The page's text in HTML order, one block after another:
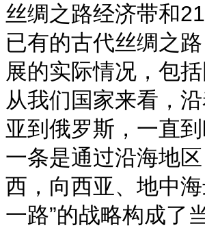
丝绸之路经济带和
已有的古代丝绸之
展的实际情况，包
从我们国家来看，
亚到俄罗斯，一直
一条是通过沿海地
西，向西亚、地中
一路”的战略构成了